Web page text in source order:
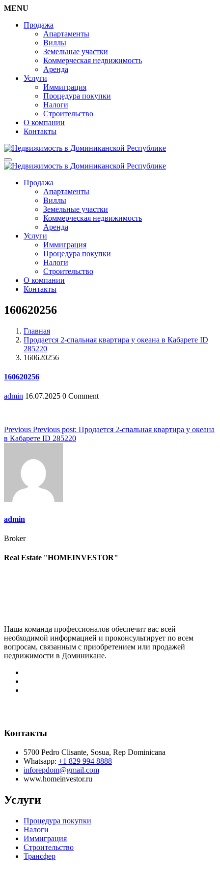
MENU
Продажа
Апартаменты
Виллы
Земельные участки
Коммерческая недвижимость
Аренда
Услуги
Иммиграция
Процедура покупки
Налоги
Строительство
О компании
Контакты
Продажа
Апартаменты
Виллы
Земельные участки
Коммерческая недвижимость
Аренда
Услуги
Иммиграция
Процедура покупки
Налоги
Строительство
О компании
Контакты
160620256
Главная
Продается 2-спальная квартира у океана в Кабарете ID
285220
160620256
160620256
admin 16.07.2025 0 Comment
Навигация
по
записям
Previous Previous post: Продается 2-спальная квартира у океана
в Кабарете ID 285220
admin
Broker
Real Estate ''HOMEINVESTOR"
Наша команда профессионалов обеспечит вас всей
необходимой информацией и проконсультирует по всем
вопросам, связанным с приобретением или продажей
недвижимости в Доминикане.
Контакты
5700 Pedro Clisante, Sosua, Rep Dominicana
Whatsapp: +1 829 994 8888
inforepdom@gmail.com
www.homeinvestor.ru
Услуги
Процедура покупки
Налоги
Иммиграция
Строительство
Трансфер